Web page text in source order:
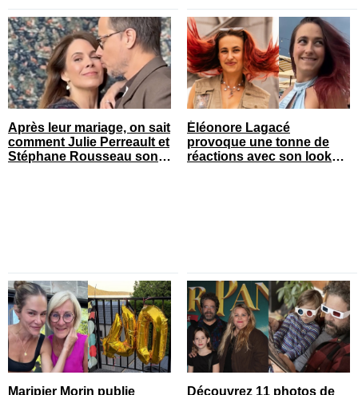
Après leur mariage, on sait
comment Julie Perreault et
Stéphane Rousseau sont
Éléonore Lagacé
provoque une tonne de
réactions avec son look
Maripier Morin publie
Découvrez 11 photos de